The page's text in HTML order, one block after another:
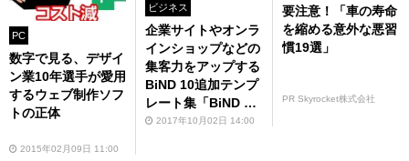
PC
数字で見る、デザイ
ン業10年選手が愛用
するウェブ制作ソフ
トの正体
2015年02月09日 11:00
ビジネス
企業サイトやオンラ
インショップなどの
集客力をアップする
BiND 10追加テンプ
レート集「BiND Sit
e Box」
2017年10月02日 14:00
要注意！「車の寿命
を縮める意外な悪習
慣19選」
PR Skyrocket株式会社